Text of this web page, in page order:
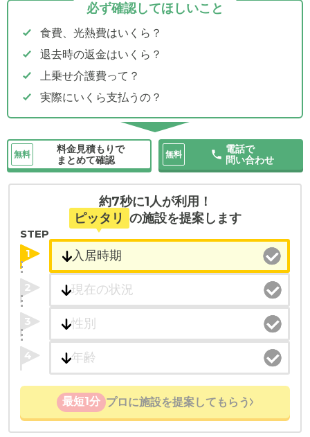
必ず確認してほしいこと
食費、光熱費はいくら？
退去時の返金はいくら？
上乗せ介護費って？
実際にいくら支払うの？
無料
料金見積もりで
まとめて確認
無料
電話で
問い合わせ
約7秒に1人が利用！
ピッタリ の施設を提案します
STEP
1
2
3
4
最短1分 プロに施設を提案してもらう